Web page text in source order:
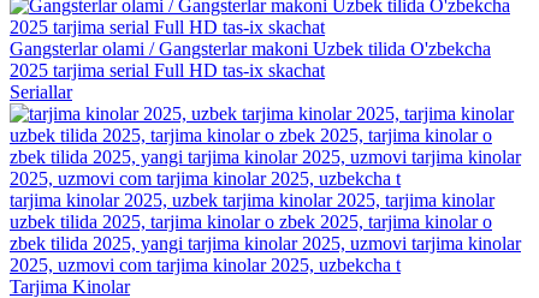
Gangsterlar olami / Gangsterlar makoni Uzbek tilida O'zbekcha
2025 tarjima serial Full HD tas-ix skachat
Seriallar
tarjima kinolar 2025, uzbek tarjima kinolar 2025, tarjima kinolar
uzbek tilida 2025, tarjima kinolar o zbek 2025, tarjima kinolar o
zbek tilida 2025, yangi tarjima kinolar 2025, uzmovi tarjima kinolar
2025, uzmovi com tarjima kinolar 2025, uzbekcha t
Tarjima Kinolar